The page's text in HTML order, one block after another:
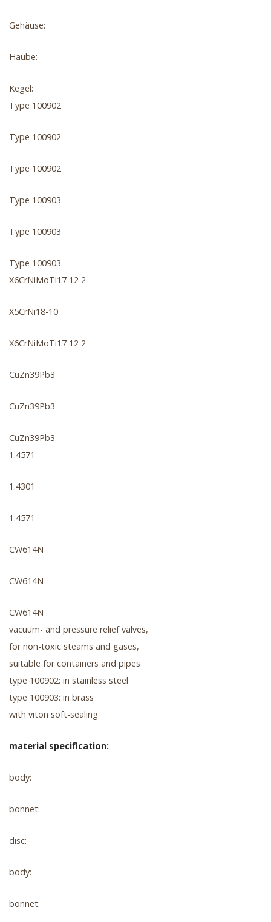
Gehäuse:
Haube:
Kegel:
Type 100902
Type 100902
Type 100902
Type 100903
Type 100903
Type 100903
X6CrNiMoTi17 12 2
X5CrNi18-10
X6CrNiMoTi17 12 2
CuZn39Pb3
CuZn39Pb3
CuZn39Pb3
1.4571
1.4301
1.4571
CW614N
CW614N
CW614N
vacuum- and pressure relief valves,
for non-toxic steams and gases,
suitable for containers and pipes
type 100902: in stainless steel
type 100903: in brass
with viton soft-sealing
material specification:
body:
bonnet:
disc:
body:
bonnet: